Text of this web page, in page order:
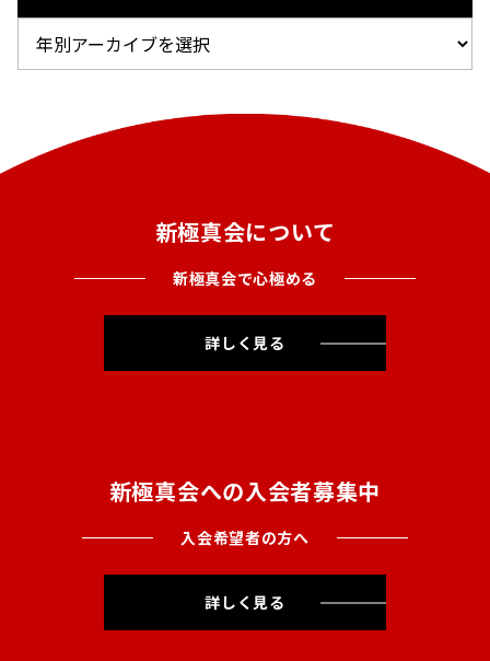
新極真会について
新極真会で心極める
詳しく見る
新極真会への入会者募集中
入会希望者の方へ
詳しく見る